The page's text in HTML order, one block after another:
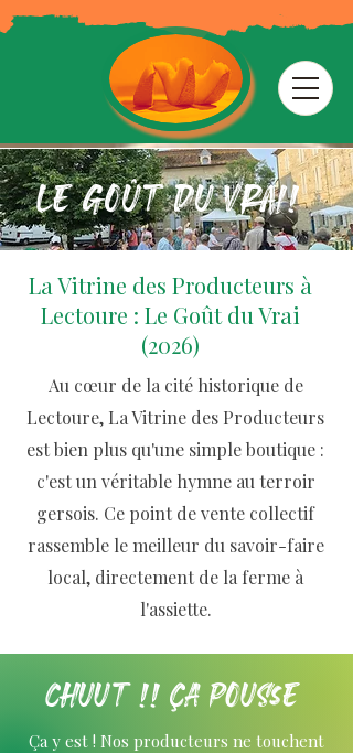
Le Goût du Vrai!
La Vitrine des Producteurs à
Lectoure : Le Goût du Vrai
(2026)
Au cœur de la cité historique de
Lectoure, La Vitrine des Producteurs
est bien plus qu'une simple boutique :
c'est un véritable hymne au terroir
gersois. Ce point de vente collectif
rassemble le meilleur du savoir-faire
local, directement de la ferme à
l'assiette.
Chuut !! ça pousse
Ça y est ! Nos producteurs ne touchent